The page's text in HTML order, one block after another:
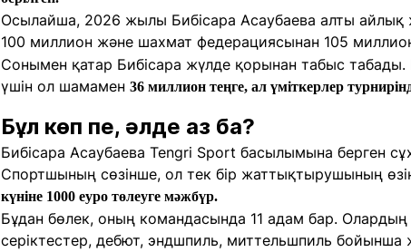
Осылайша, 2026 жылы Бибісара Асаубаева алты
100 миллион және шахмат федерациясынан 105
Сонымен қатар Бибісара жүлде қорынан табыс табады.
үшін ол шамамен 36 миллион теңге, ал үміткерлер
Бұл көп пе, әлде аз ба?
Бибісара Асаубаева Tengri Sport басылымына берген
Спортшының сөзінше, ол тек бір жаттықтырушының
күніне 1000 еуро төлеуге мәжбүр.
Бұдан бөлек, оның командасында 11 адам бар.
серіктестер, дебют, эндшпиль, миттельшпиль